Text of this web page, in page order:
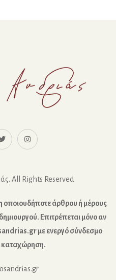
All Rights Reserved
οποιουδήποτε άρθρου ή μέρους
Επιτρέπεται μόνο αν
με ενεργό σύνδεσμο
καταχώρηση.